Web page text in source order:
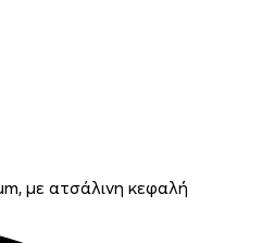
με ατσάλινη κεφαλή